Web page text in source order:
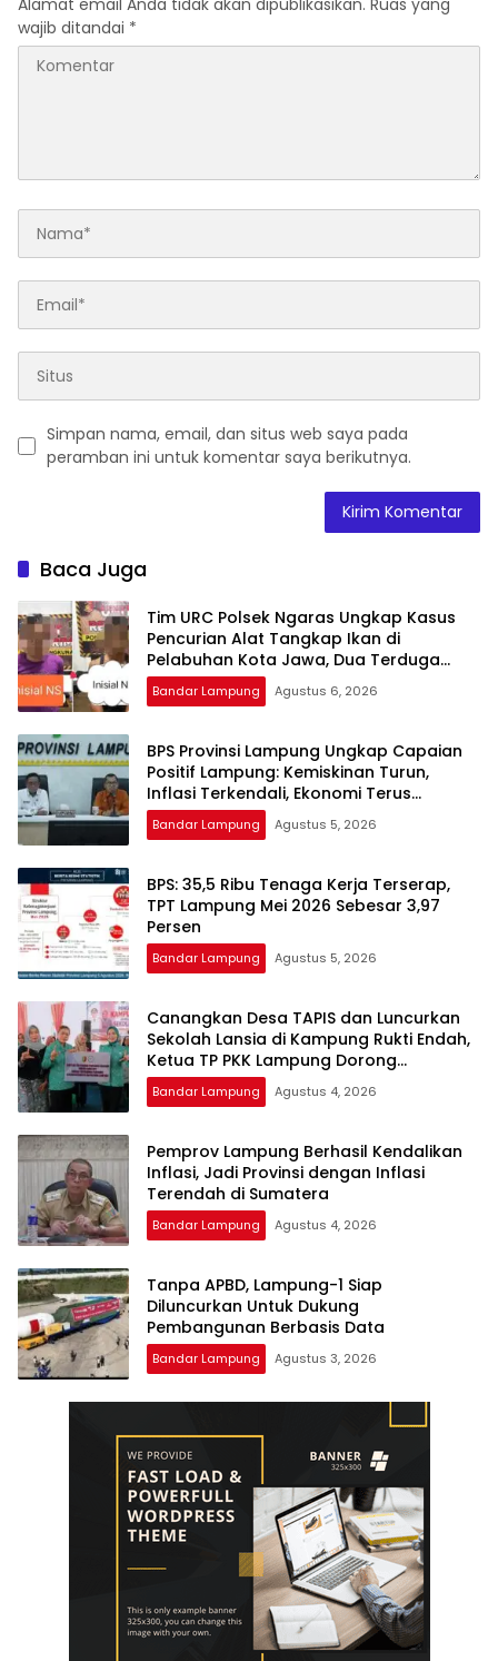
Alamat email Anda tidak akan dipublikasikan. Ruas yang
wajib ditandai *
Simpan nama, email, dan situs web saya pada
peramban ini untuk komentar saya berikutnya.
Baca Juga
Tim URC Polsek Ngaras Ungkap Kasus
Pencurian Alat Tangkap Ikan di
Pelabuhan Kota Jawa, Dua Terduga
Pelaku Diamankan.
Bandar Lampung Agustus 6, 2026
BPS Provinsi Lampung Ungkap Capaian
Positif Lampung: Kemiskinan Turun,
Inflasi Terkendali, Ekonomi Terus
Tumbuh
Bandar Lampung Agustus 5, 2026
BPS: 35,5 Ribu Tenaga Kerja Terserap,
TPT Lampung Mei 2026 Sebesar 3,97
Persen
Bandar Lampung Agustus 5, 2026
Canangkan Desa TAPIS dan Luncurkan
Sekolah Lansia di Kampung Rukti Endah,
Ketua TP PKK Lampung Dorong
Pembangunan SDM Dimulai dari Desa
Bandar Lampung Agustus 4, 2026
Pemprov Lampung Berhasil Kendalikan
Inflasi, Jadi Provinsi dengan Inflasi
Terendah di Sumatera
Bandar Lampung Agustus 4, 2026
Tanpa APBD, Lampung-1 Siap
Diluncurkan Untuk Dukung
Pembangunan Berbasis Data
Bandar Lampung Agustus 3, 2026